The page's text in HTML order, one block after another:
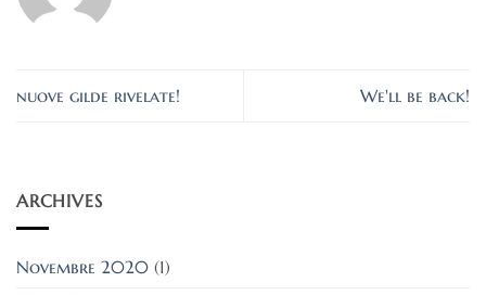
nuove gilde rivelate! We'll be back!
ARCHIVES
Novembre 2020 (1)